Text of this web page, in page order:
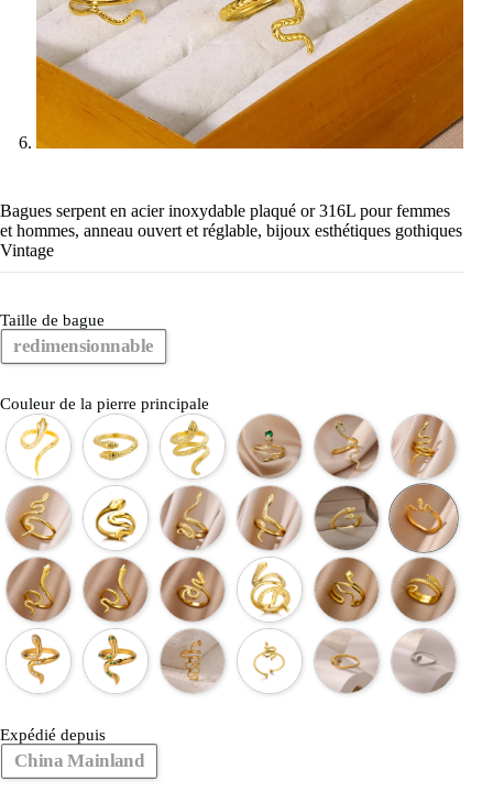
Bagues serpent en acier inoxydable plaqué or 316L pour femmes
et hommes, anneau ouvert et réglable, bijoux esthétiques gothiques
Vintage
Taille de bague
redimensionnable
Couleur de la pierre principale
Expédié depuis
China Mainland